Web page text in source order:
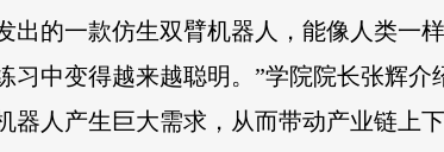
出的一款仿生双臂机器人，能像人类一
习中变得越来越聪明。”学院院长张辉
器人产生巨大需求，从而带动产业链上